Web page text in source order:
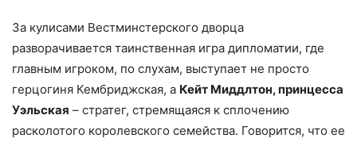
За кулисами Вестминстерского дворца
разворачивается таинственная игра дипломатии, где
главным игроком, по слухам, выступает не просто
герцогиня Кембриджская, а Кейт Миддлтон, принцесса
Уэльская – стратег, стремящаяся к сплочению
расколотого королевского семейства. Говорится, что ее